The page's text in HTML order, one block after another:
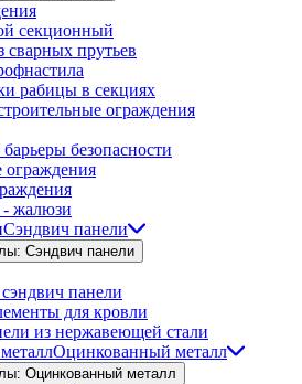
секционный
сварных прутьев
рабицы в секциях
ограждения
безопасности
жалюзи
Сэндвич панели
Сэндвич панели
панели
для кровли
из нержавеющей стали
Оцинкованный металл
Оцинкованный металл